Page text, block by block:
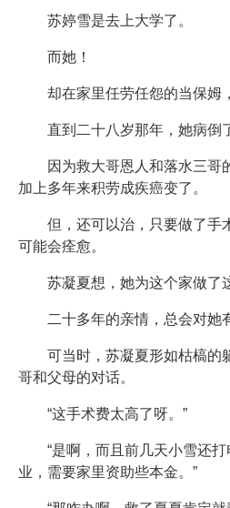
苏婷雪是去上大学了。
而她！
却在家里任劳任怨的当保姆
直到二十八岁那年，她病倒
因为救大哥恩人和落水三哥
加上多年来积劳成疾癌变了。
但，还可以治，只要做了手
可能会痊愈。
苏凝夏想，她为这个家做了
二十多年的亲情，总会对她
可当时，苏凝夏形如枯槁的
哥和父母的对话。
“这手术费太高了呀。”
“是啊，而且前几天小雪还
业，需要家里资助些本金。”